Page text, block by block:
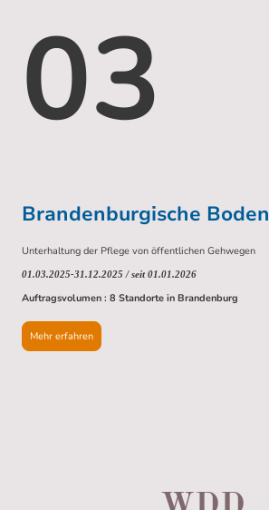
03
Brandenburgische Boden
Unterhaltung der Pflege von öffentlichen Gehwegen
01.03.2025-31.12.2025 / seit 01.01.2026
Auftragsvolumen : 8 Standorte in Brandenburg
Mehr erfahren